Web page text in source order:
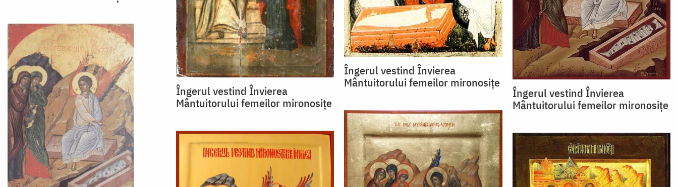
Îngerul vestind Învierea
Mântuitorului femeilor mironosițe
Îngerul vestind Învierea
Mântuitorului femeilor mironosițe
Îngerul vestind Învierea
Mântuitorului femeilor mironosițe